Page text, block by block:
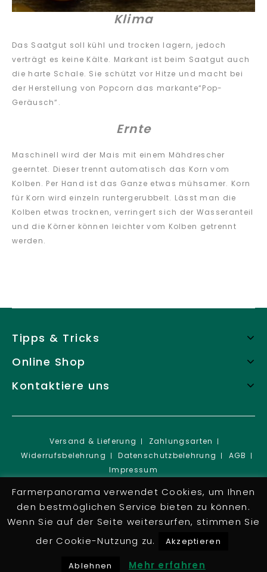
Klima
Das Saatgut soll kühl und trocken lagern, jedoch
verträgt es keine Kälte. Markant ist beim Saatgut auch
die harte Schale. Sie schützt vor Hitze und macht bei
der Herstellung von Popcorn das markante“Pop-
Geräusch“.
Ernte
Maschinell wird der Mais mit einem Mähdrescher
geerntet. Dieser trennt automatisch das Korn vom
Kolben. Per Hand ist das Ganze etwas mühsamer. Korn
für Korn wird einzeln runtergerubbelt. Lässt man die
Kolben etwas trocknen, verringert sich der Wasseranteil
und die Körner können leichter vom Kolben getrennt
werden.
Tipps & Tricks
Online Shop
Kontaktiere uns
Versand & Lieferung
Zahlungsarten
Widerrufsbelehrung
Datenschutzbelehrung
AGB
Impressum
Copyright © 2026 Farmer Panorama e.U.
Farmerpanorama verwendet Cookies, um Ihnen
den bestmöglichen Service bieten zu können.
Wenn Sie auf der Seite weitersurfen, stimmen Sie
der Cookie-Nutzung zu.
Akzeptieren
Ablehnen Mehr erfahren